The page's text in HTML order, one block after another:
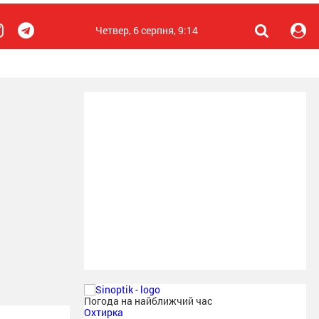
Четвер, 6 серпня, 9:14
Погода на найближчий час
Охтирка